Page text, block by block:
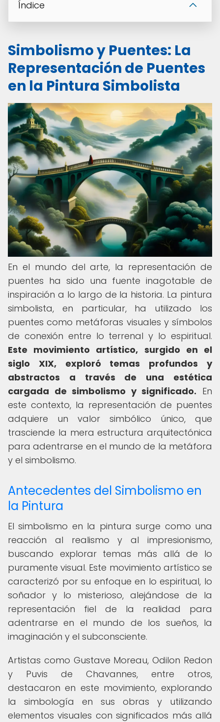
Índice
Simbolismo y Puentes: La
Representación de Puentes
en la Pintura Simbolista
En el mundo del arte, la representación de
puentes ha sido una fuente inagotable de
inspiración a lo largo de la historia. La pintura
simbolista, en particular, ha utilizado los
puentes como metáforas visuales y símbolos
de conexión entre lo terrenal y lo espiritual.
Este movimiento artístico, surgido en el
siglo XIX, exploró temas profundos y
abstractos a través de una estética
cargada de simbolismo y significado. En
este contexto, la representación de puentes
adquiere un valor simbólico único, que
trasciende la mera estructura arquitectónica
para adentrarse en el mundo de la metáfora
y el simbolismo.
Antecedentes del Simbolismo en
la Pintura
El simbolismo en la pintura surge como una
reacción al realismo y al impresionismo,
buscando explorar temas más allá de lo
puramente visual. Este movimiento artístico se
caracterizó por su enfoque en lo espiritual, lo
soñador y lo misterioso, alejándose de la
representación fiel de la realidad para
adentrarse en el mundo de los sueños, la
imaginación y el subconsciente.
Artistas como Gustave Moreau, Odilon Redon
y Puvis de Chavannes, entre otros,
destacaron en este movimiento, explorando
la simbología en sus obras y utilizando
elementos visuales con significados más allá